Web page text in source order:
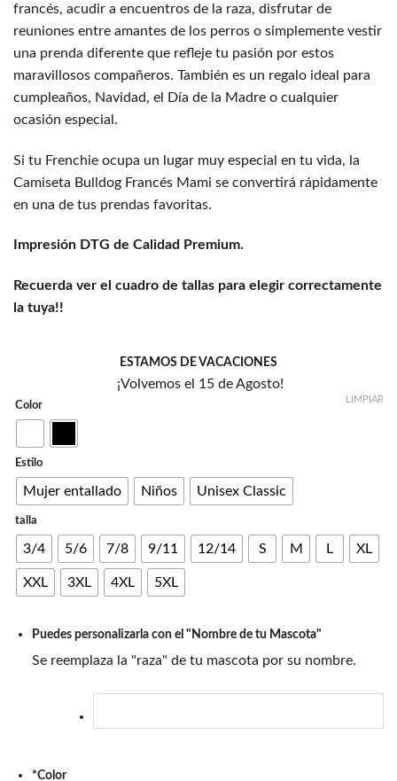
francés, acudir a encuentros de la raza, disfrutar de
reuniones entre amantes de los perros o simplemente vestir
una prenda diferente que refleje tu pasión por estos
maravillosos compañeros. También es un regalo ideal para
cumpleaños, Navidad, el Día de la Madre o cualquier
ocasión especial.
Si tu Frenchie ocupa un lugar muy especial en tu vida, la
Camiseta Bulldog Francés Mami se convertirá rápidamente
en una de tus prendas favoritas.
Impresión DTG de Calidad Premium.
Recuerda ver el cuadro de tallas para elegir correctamente
la tuya!!
ESTAMOS DE VACACIONES
¡Volvemos el 15 de Agosto!
Color
Estilo
Mujer entallado Niños Unisex Classic
talla
3/4 5/6 7/8 9/11 12/14 S M L XL
XXL 3XL 4XL 5XL
LIMPIAR
Puedes personalizarla con el "Nombre de tu Mascota"
Se reemplaza la "raza" de tu mascota por su nombre.
*Color